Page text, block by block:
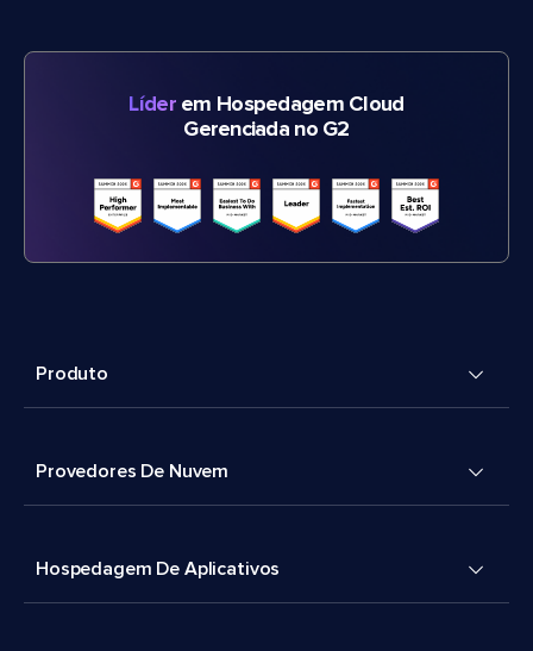
Líderem Hospedagem Cloud
Gerenciada no G2
Produto
Provedores De Nuvem
Hospedagem De Aplicativos